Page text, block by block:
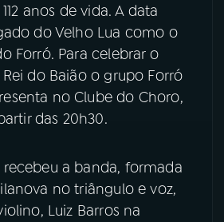
NACIONAL
Facebook
anos de vida. A data
do Velho Lua como o
Forró. Para celebrar o
do Baião o grupo Forró
no Clube do Choro,
das 20h30.
recebeu a banda, formada
no triângulo e voz,
Luiz Barros na